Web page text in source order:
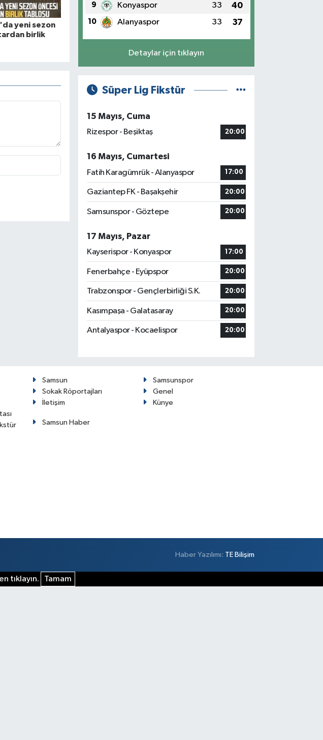
yeni sezon
birlik
9 Konyaspor 33 40
10 Alanyaspor 33 37
Detaylar için tıklayın
Süper Lig Fikstür
15 Mayıs, Cuma
Rizespor - Beşiktaş
20:00
16 Mayıs, Cumartesi
Fatih Karagümrük - Alanyaspor
17:00
Gaziantep FK - Başakşehir 20:00
Samsunspor - Göztepe 20:00
17 Mayıs, Pazar
Kayserispor - Konyaspor
17:00
Fenerbahçe - Eyüpspor 20:00
Trabzonspor - Gençlerbirliği S.K. 20:00
Kasımpaşa - Galatasaray 20:00
Antalyaspor - Kocaelispor 20:00
Samsun
Samsunspor
Sokak Röportajları
Genel
İletişim
Künye
Samsun Haber
Haber Yazılımı: TE Bilişim
tıklayın. Tamam